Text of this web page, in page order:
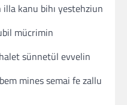
illa kanu bihı yestehziun
mücrimin
sünnetül evvelin
mines semai fe zallu